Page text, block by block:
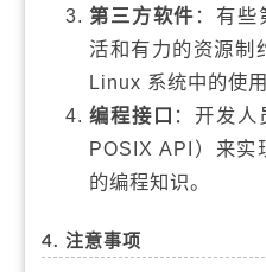
第三方软件 ：有些
活和有力的资源制
Linux 系统中的使用
编程接口 ：开发人
POSIX API）来实
的编程知识。
4. 注意事项